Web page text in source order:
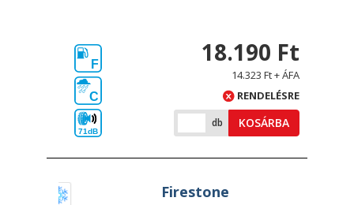
F
C
71dB
18.190 Ft
14.323 Ft + ÁFA
RENDELÉSRE
db KOSÁRBA
Firestone